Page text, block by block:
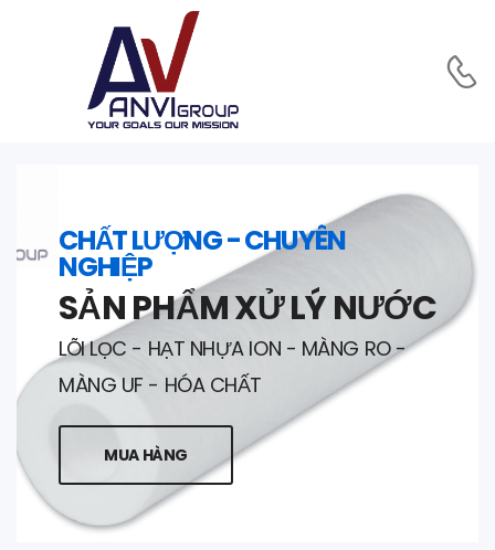
CHẤT LƯỢNG - CHUYÊN
NGHIỆP
SẢN PHẨM XỬ LÝ NƯỚC
LÕI LỌC - HẠT NHỰA ION - MÀNG RO -
MÀNG UF - HÓA CHẤT
MUA HÀNG